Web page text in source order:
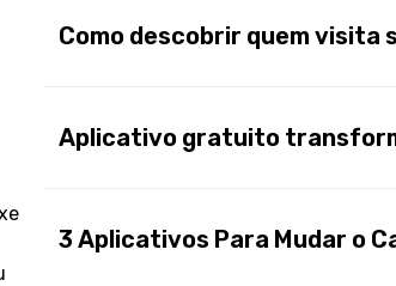
Como descobrir quem visita
Aplicativo gratuito
3 Aplicativos Para Mudar o